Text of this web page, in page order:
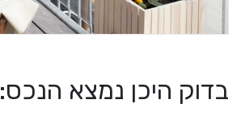
בדוק היכן נמצא הנכס: